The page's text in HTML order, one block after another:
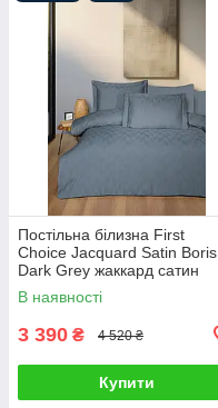
Постільна білизна First
Choice Jacquard Satin Boris
Dark Grey жаккард сатин
сатин Туреччина 200х220см
В наявності
3 390 ₴ 4 520 ₴
Купити